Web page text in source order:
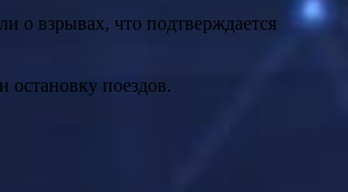
о взрывах, что подтверждается
поездов.